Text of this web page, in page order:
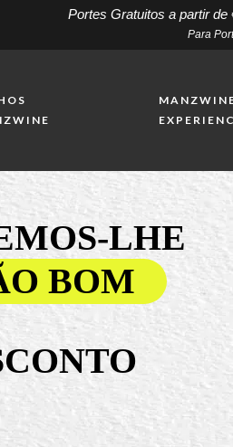
Portes Gratuitos a partir
Para
BOM
LHE